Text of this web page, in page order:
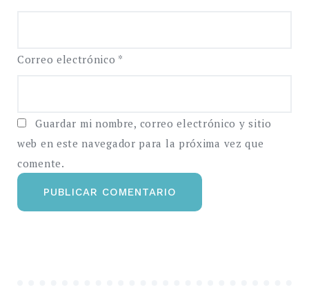
Correo electrónico *
Guardar mi nombre, correo electrónico y sitio
web en este navegador para la próxima vez que
comente.